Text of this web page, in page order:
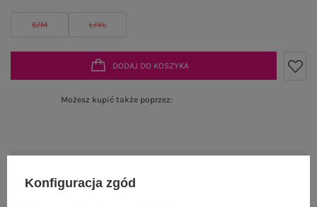
S/M L/XL
DODAJ DO KOSZYKA
Możesz kupić także poprzez:
Konfiguracja zgód